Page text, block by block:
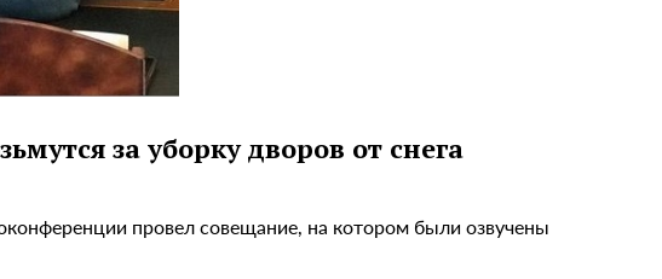
за уборку дворов от снега
провел совещание, на котором были озвучены